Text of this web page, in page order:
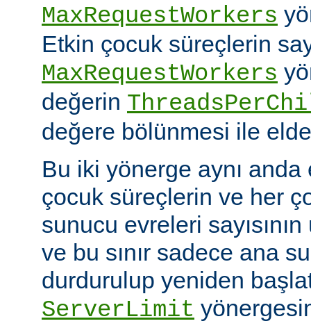
MaxRequestWorkers
Etkin çocuk süreçlerin
MaxRequestWorkers
değerin
değere bölünmesi ile
Bu iki yönerge aynı
çocuk süreçlerin ve her
sunucu evreleri sayısının
ve bu sınır sadece ana
durdurulup yeniden
ServerLimit